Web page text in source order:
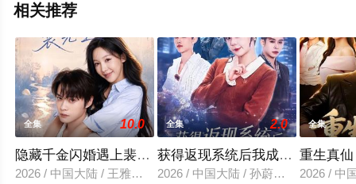
相关推荐
全集 10.0
隐藏千金闪婚遇上裴先生
2026 / 中国大陆 / 王雅清＆朱城玮
全集 2.0
获得返现系统后我成了万人迷
2026 / 中国大陆 / 孙蔚琳＆魏胜奇
全集
重生真
2026 / 中